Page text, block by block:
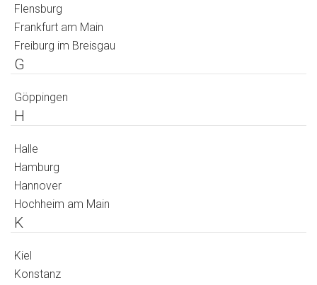
Flensburg
Frankfurt am Main
Freiburg im Breisgau
G
Göppingen
H
Halle
Hamburg
Hannover
Hochheim am Main
K
Kiel
Konstanz